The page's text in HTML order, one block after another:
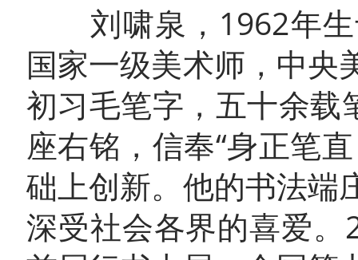
刘啸泉，1962年生
国家一级美术师，中央
初习毛笔字，五十余载
座右铭，信奉“身正笔
础上创新。他的书法端
深受社会各界的喜爱